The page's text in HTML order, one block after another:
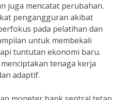
juga mencatat perubahan.
pengangguran akibat
pada pelatihan dan
untuk membekali
tuntutan ekonomi baru.
tenaga kerja
adaptif.